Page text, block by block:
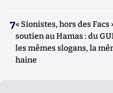
7« Sionistes, hors des Facs
soutien au Hamas : du
les mêmes slogans, la
haine